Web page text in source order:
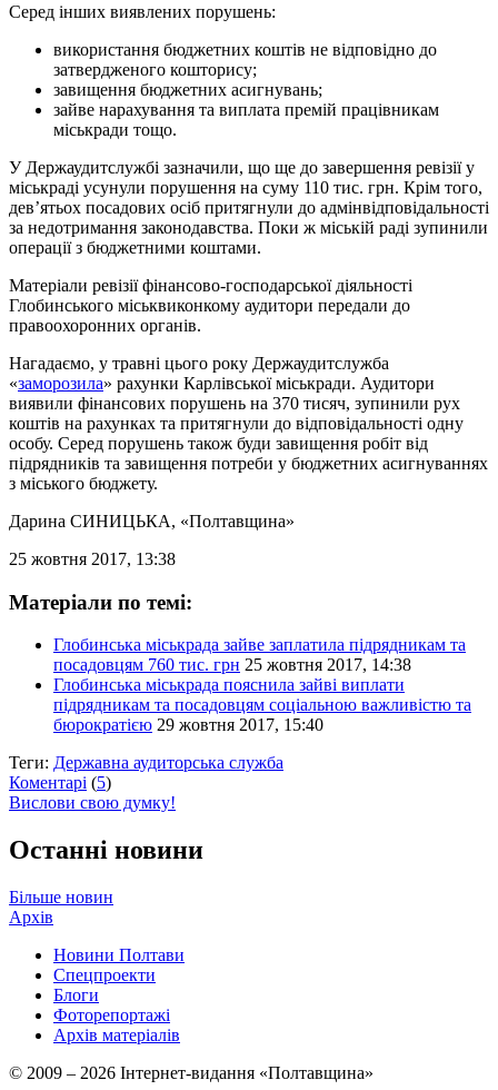
Серед інших виявлених порушень:
використання бюджетних коштів не відповідно до
затвердженого кошторису;
завищення бюджетних асигнувань;
зайве нарахування та виплата премій працівникам
міськради тощо.
У Держаудитслужбі зазначили, що ще до завершення ревізії у
міськраді усунули порушення на суму 110 тис. грн. Крім того,
дев’ятьох посадових осіб притягнули до адмінвідповідальності
за недотримання законодавства. Поки ж міській раді зупинили
операції з бюджетними коштами.
Матеріали ревізії фінансово-господарської діяльності
Глобинського міськвиконкому аудитори передали до
правоохоронних органів.
Нагадаємо, у травні цього року Держаудитслужба
«заморозила» рахунки Карлівської міськради. Аудитори
виявили фінансових порушень на 370 тисяч, зупинили рух
коштів на рахунках та притягнули до відповідальності одну
особу. Серед порушень також буди завищення робіт від
підрядників та завищення потреби у бюджетних асигнуваннях
з міського бюджету.
Дарина СИНИЦЬКА, «Полтавщина»
25 жовтня 2017, 13:38
Матеріали по темі:
Глобинська міськрада зайве заплатила підрядникам та
посадовцям 760 тис. грн 25 жовтня 2017, 14:38
Глобинська міськрада пояснила зайві виплати
підрядникам та посадовцям соціальною важливістю та
бюрократією 29 жовтня 2017, 15:40
Теги: Державна аудиторська служба
Коментарі (5)
Вислови свою думку!
Останні новини
Більше новин
Архів
Новини Полтави
Спецпроекти
Блоги
Фоторепортажі
Архів матеріалів
© 2009 – 2026 Інтернет-видання «Полтавщина»